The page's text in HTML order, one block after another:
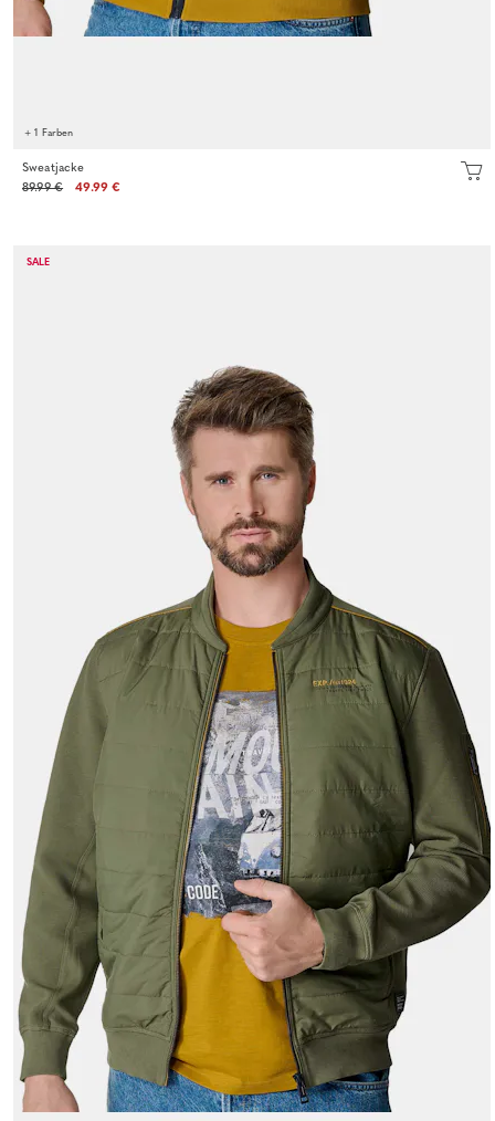
+ 1 Farben
Sweatjacke
89.99 €
49.99 €
SALE